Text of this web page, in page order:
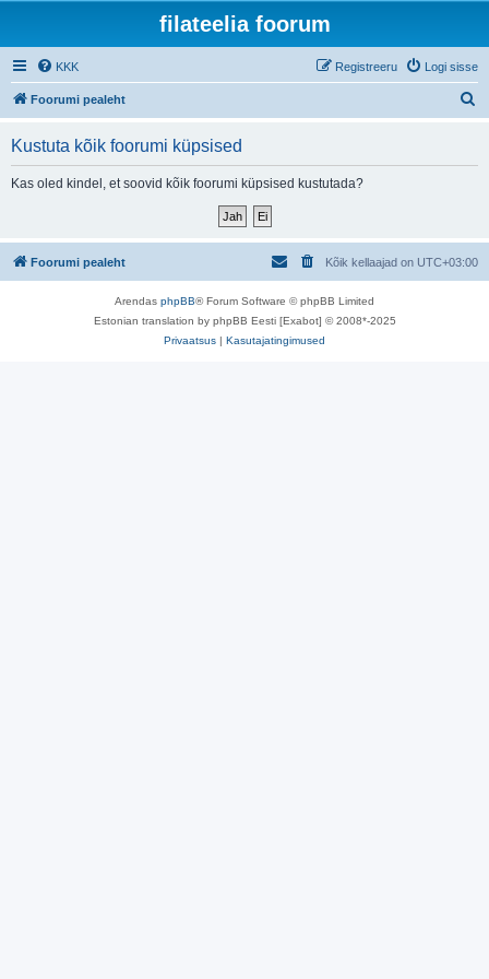
filateelia foorum
KKK Logi sisse
Registreeru
Foorumi pealeht
Kustuta kõik foorumi küpsised
Kas oled kindel, et soovid kõik foorumi küpsised kustutada?
Foorumi pealeht Kõik kellaajad on UTC+03:00
Arendas phpBB® Forum Software © phpBB Limited
Estonian translation by phpBB Eesti [Exabot] © 2008*-2025
Privaatsus | Kasutajatingimused